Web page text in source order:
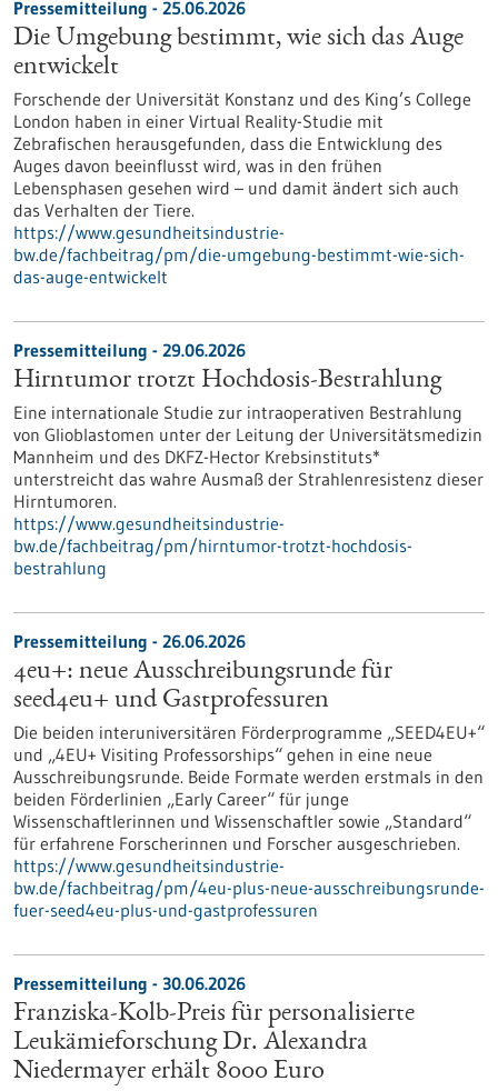
Pressemitteilung - 25.06.2026
Die Umgebung bestimmt, wie sich das Auge
entwickelt
Forschende der Universität Konstanz und des King’s College
London haben in einer Virtual Reality-Studie mit
Zebrafischen herausgefunden, dass die Entwicklung des
Auges davon beeinflusst wird, was in den frühen
Lebensphasen gesehen wird – und damit ändert sich auch
das Verhalten der Tiere.
https://www.gesundheitsindustrie-
bw.de/fachbeitrag/pm/die-umgebung-bestimmt-wie-sich-
das-auge-entwickelt
Pressemitteilung - 29.06.2026
Hirntumor trotzt Hochdosis-Bestrahlung
Eine internationale Studie zur intraoperativen Bestrahlung
von Glioblastomen unter der Leitung der Universitätsmedizin
Mannheim und des DKFZ-Hector Krebsinstituts*
unterstreicht das wahre Ausmaß der Strahlenresistenz dieser
Hirntumoren.
https://www.gesundheitsindustrie-
bw.de/fachbeitrag/pm/hirntumor-trotzt-hochdosis-
bestrahlung
Pressemitteilung - 26.06.2026
4eu+: neue Ausschreibungsrunde für
seed4eu+ und Gastprofessuren
Die beiden interuniversitären Förderprogramme „SEED4EU+“
und „4EU+ Visiting Professorships“ gehen in eine neue
Ausschreibungsrunde. Beide Formate werden erstmals in den
beiden Förderlinien „Early Career“ für junge
Wissenschaftlerinnen und Wissenschaftler sowie „Standard“
für erfahrene Forscherinnen und Forscher ausgeschrieben.
https://www.gesundheitsindustrie-
bw.de/fachbeitrag/pm/4eu-plus-neue-ausschreibungsrunde-
fuer-seed4eu-plus-und-gastprofessuren
Pressemitteilung - 30.06.2026
Franziska-Kolb-Preis für personalisierte
Leukämieforschung Dr. Alexandra
Niedermayer erhält 8000 Euro